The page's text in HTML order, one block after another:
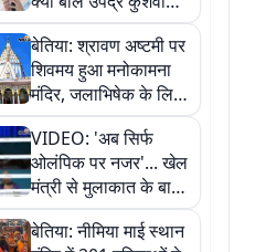
सुनिए
बेतिया: श्रावण अष्टमी पर
शिवमय हुआ मनोकामना
मंदिर, जलाभिषेक के लिए
लगी लंबी कतारें
VIDEO: 'अब सिर्फ
ओलंपिक पर नजर'... खेल
मंत्री से मुलाकात के बाद
जैसमीन लंबोरिया का बड़ा
बयान
बेतिया: नीमिया माई स्थान